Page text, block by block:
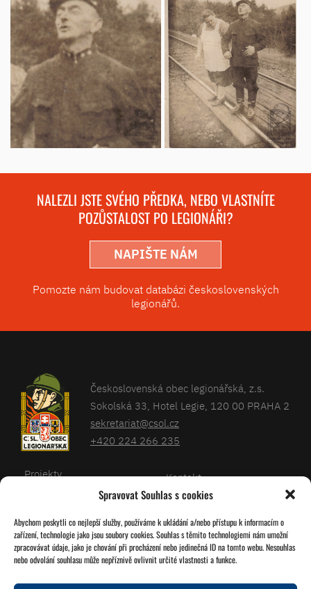
Spravovat Souhlas s cookies
Abychom poskytli co nejlepší služby, používáme k ukládání a/nebo přístupu k informacím o
zařízení, technologie jako jsou soubory cookies. Souhlas s těmito technologiemi nám umožní
zpracovávat údaje, jako je chování při procházení nebo jedinečná ID na tomto webu. Nesouhlas
nebo odvolání souhlasu může nepříznivě ovlivnit určité vlastnosti a funkce.
NALEZLI JSTE SVÉHO PŘEDKA, NEBO VLASTNÍTE
POZŮSTALOST PO LEGIONÁŘI?
NAPIŠTE NÁM
Pomozte nám budovat databázi československých
legionářů.
Československá obec legionářská, z.s.
Sokolská 33, Hotel Legie, 120 00 PRAHA 2
sekretariat@csol.cz
+420 224 266 235
Projekty
Kalendář
O nás
Kontakt
Databáze legionářů
Pro členy
Zásady cookies